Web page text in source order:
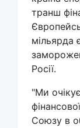
транш
мільярда
Росії.
"Ми
Союзу в